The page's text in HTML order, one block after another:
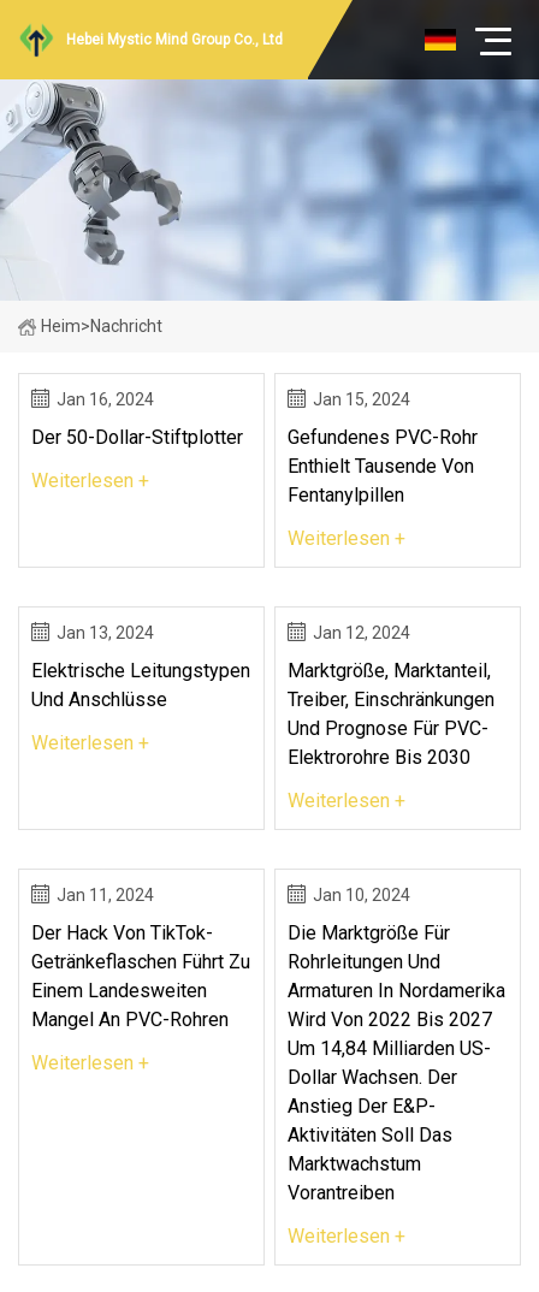
Hebei Mystic Mind Group Co., Ltd
Heim>Nachricht
Jan 16, 2024
Der 50-Dollar-Stiftplotter
Weiterlesen +
Jan 15, 2024
Gefundenes PVC-Rohr
Enthielt Tausende Von
Fentanylpillen
Weiterlesen +
Jan 13, 2024
Elektrische Leitungstypen
Und Anschlüsse
Weiterlesen +
Jan 12, 2024
Marktgröße, Marktanteil,
Treiber, Einschränkungen
Und Prognose Für PVC-
Elektrorohre Bis 2030
Weiterlesen +
Jan 11, 2024
Der Hack Von TikTok-
Getränkeflaschen Führt Zu
Einem Landesweiten
Mangel An PVC-Rohren
Weiterlesen +
Jan 10, 2024
Die Marktgröße Für
Rohrleitungen Und
Armaturen In Nordamerika
Wird Von 2022 Bis 2027
Um 14,84 Milliarden US-
Dollar Wachsen. Der
Anstieg Der E&P-
Aktivitäten Soll Das
Marktwachstum
Vorantreiben
Weiterlesen +